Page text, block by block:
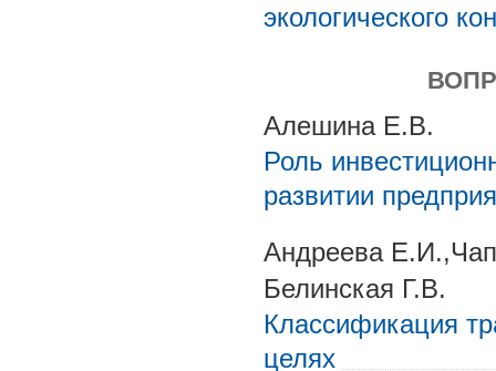
экологического
Алешина Е.В.
Роль
развитии
Андреева
Белинская Г.В.
Классификация
целях